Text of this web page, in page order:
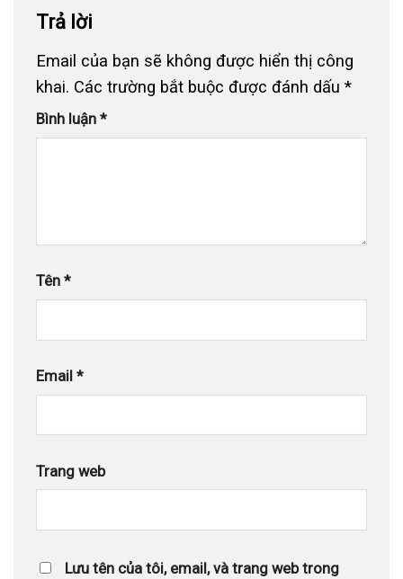
Trả lời
Email của bạn sẽ không được hiển thị công
khai. Các trường bắt buộc được đánh dấu *
Bình luận *
Tên *
Email *
Trang web
Lưu tên của tôi, email, và trang web trong